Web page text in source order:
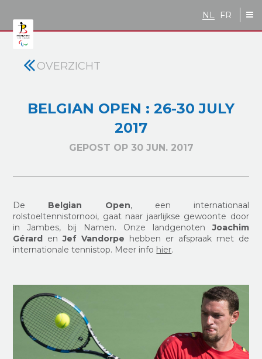
NL FR
OVERZICHT
BELGIAN OPEN : 26-30 JULY
2017
GEPOST OP 30 JUN. 2017
De Belgian Open, een internationaal
rolstoeltennistornooi, gaat naar jaarlijkse gewoonte door
in Jambes, bij Namen. Onze landgenotenJoachim
Gérard enJef Vandorpe hebben er afspraak met de
internationale tennistop. Meer info hier.